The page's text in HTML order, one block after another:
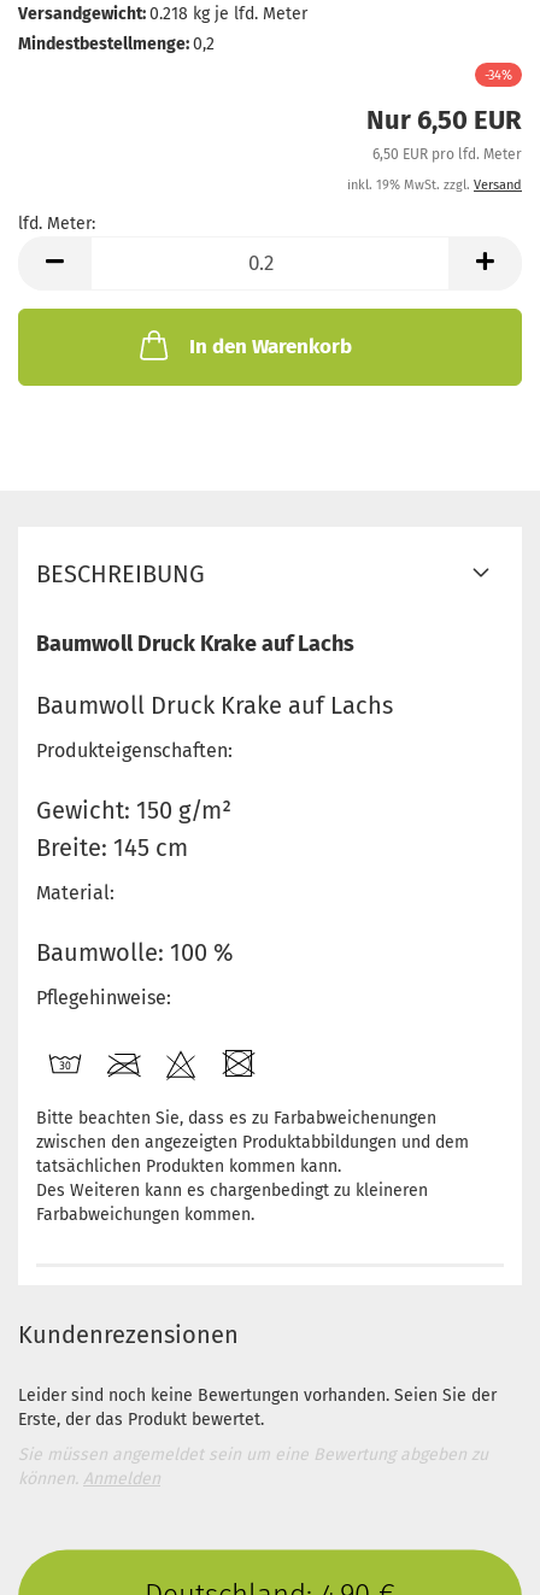
Versandgewicht:0.218 kg je lfd. Meter
Mindestbestellmenge:0,2
-34%
Nur 6,50 EUR
6,50 EUR pro lfd. Meter
inkl. 19% MwSt. zzgl. Versand
lfd. Meter:
Meter
In den Warenkorb
BESCHREIBUNG
Baumwoll Druck Krake auf Lachs
Baumwoll Druck Krake auf Lachs
Produkteigenschaften:
Gewicht: 150 g/m²
Breite: 145 cm
Material:
Baumwolle: 100 %
Pflegehinweise:
Bitte beachten Sie, dass es zu Farbabweichenungen
zwischen den angezeigten Produktabbildungen und dem
tatsächlichen Produkten kommen kann.
Des Weiteren kann es chargenbedingt zu kleineren
Farbabweichungen kommen.
Kundenrezensionen
Leider sind noch keine Bewertungen vorhanden. Seien Sie der
Erste, der das Produkt bewertet.
Sie müssen angemeldet sein um eine Bewertung abgeben zu
können. Anmelden